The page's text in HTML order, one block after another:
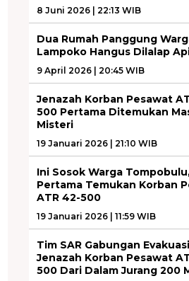
8 Juni 2026 | 22:13 WIB
Dua Rumah Panggung
Lampoko Hangus Dilalap
9 April 2026 | 20:45 WIB
Jenazah Korban Pesawat
500 Pertama Ditemukan
Misteri
19 Januari 2026 | 21:10 WIB
Ini Sosok Warga
Pertama Temukan Korban
ATR 42-500
19 Januari 2026 | 11:59 WIB
Tim SAR Gabungan Evakuasi
Jenazah Korban Pesawat
500 Dari Dalam Jurang 200